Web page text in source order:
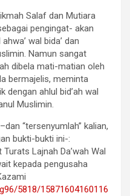
Salaf dan Mutiara
pengingat- akan
wal bida’ dan
Namun sangat
dibela mati-matian oleh
bermajelis, meminta
dengan ahlul bid’ah wal
Muslimin.
“tersenyumlah” kalian,
bukti-bukti ini-:
Turats Lajnah Da’wah Wal
kepada pengusaha
5818/15871604160116